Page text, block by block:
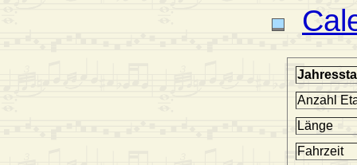
Anzahl
Länge
Fahrzeit